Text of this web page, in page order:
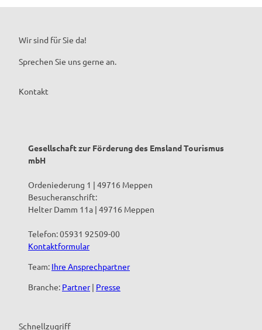
Wir sind für Sie da!
Sprechen Sie uns gerne an.
Kontakt
Gesellschaft zur Förderung des Emsland Tourismus
mbH
Ordeniederung 1 | 49716 Meppen
Besucheranschrift:
Helter Damm 11a | 49716 Meppen
Telefon: 05931 92509-00
Kontaktformular
Team: Ihre Ansprechpartner
Branche: Partner| Presse
Schnellzugriff